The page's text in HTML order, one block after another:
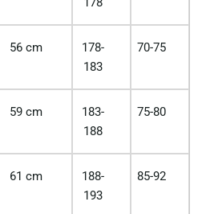
56 cm
178-
183
70-75
59 cm
183-
188
75-80
61 cm
188-
193
85-92